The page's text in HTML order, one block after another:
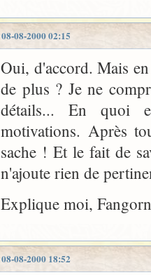
08-08-2000 02:15
Oui, d'accord. Mais
de plus ? Je ne
détails... En quoi
motivations. Après
sache ! Et le fait de
n'ajoute rien de
Explique moi,
08-08-2000 18:52